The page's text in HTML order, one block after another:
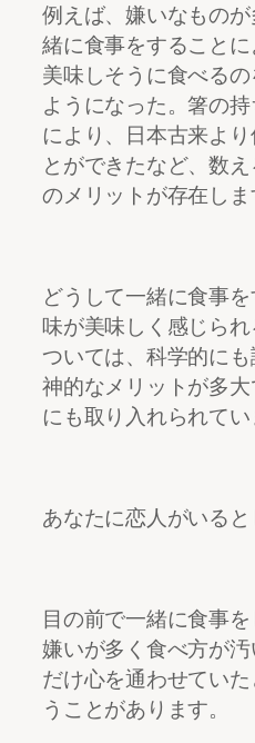
例えば、嫌いなもの
緒に食事をすること
美味しそうに食べる
ようになった。箸の
により、日本古来よ
とができたなど、数
のメリットが存在しま
どうして一緒に食事を
味が美味しく感じら
ついては、科学的に
神的なメリットが多
にも取り入れられてい
あなたに恋人がいると
目の前で一緒に食事
嫌いが多く食べ方が
だけ心を通わせてい
うことがあります。